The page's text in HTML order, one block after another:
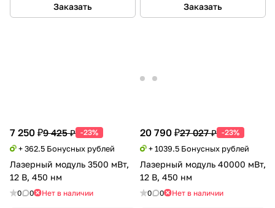
Заказать Заказать
7 250 ₽9 425 ₽ -23%
+ 362.5 Бонусных рублей
Лазерный модуль 3500 мВт,
12 В, 450 нм
0 0 Нет в наличии
20 790 ₽27 027 ₽ -23%
+ 1039.5 Бонусных рублей
Лазерный модуль 40000 мВт,
12 В, 450 нм
0 0 Нет в наличии